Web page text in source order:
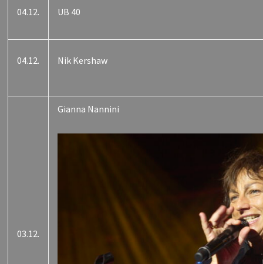
04.12. UB 40
04.12. Nik Kershaw
03.12.
Gianna Nannini